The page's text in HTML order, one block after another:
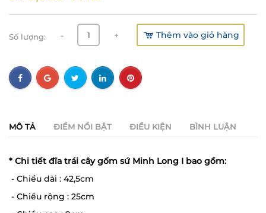
Số lượng: - + Thêm vào giỏ hàng
MÔ TẢ ĐIỂM NỔI BẬT ĐIỀU KIỆN BÌNH LUẬN
* Chi tiết đĩa trái cây gốm sứ Minh Long I bao gồm:
- Chiều dài : 42,5cm
- Chiều rộng : 25cm